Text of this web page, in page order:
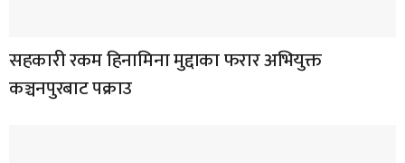
सहकारी रकम हिनामिना मुद्दाका फरार अभियुक्त
कञ्चनपुरबाट पक्राउ